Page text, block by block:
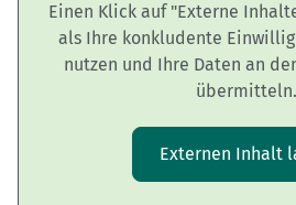
Einen Klick auf "Externe
als Ihre konkludente
nutzen und Ihre Daten an
übermitteln.
Externen Inhalt